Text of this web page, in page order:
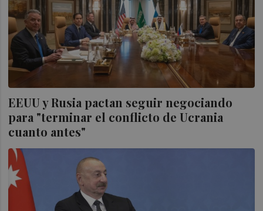
EEUU y Rusia pactan seguir negociando
para "terminar el conflicto de Ucrania
cuanto antes"